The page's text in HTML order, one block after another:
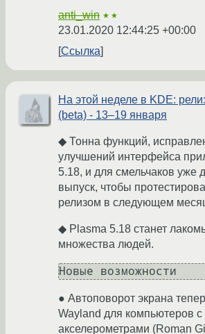
anti_win ★★
23.01.2020 12:44:25 +00:00
Ссылка
На этой неделе в KDE:
(beta) - 13–19 января
◆ Тонна функций,
улучшений интерфейса
5.18, и для смельчаков уже
выпуск, чтобы
релизом в следующем
◆ Plasma 5.18 станет
множества людей.
● Автоповорот экрана
Wayland для компьютеров с
акселерометрами (Roman